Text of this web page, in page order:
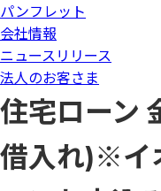
パンフレット
会社情報
ニュースリリース
法人のお客さま
住宅ローン
借入れ)※イ